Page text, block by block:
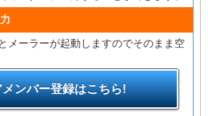
メーラーが起動しますのでそのまま空
ンバー登録はこちら!